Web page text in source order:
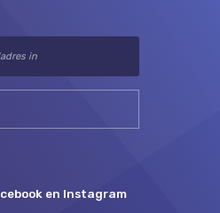
en Instagram